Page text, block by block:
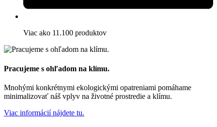
Viac ako 11.100 produktov
Pracujeme s ohľadom na klímu.
Mnohými konkrétnymi ekologickými opatreniami pomáhame
minimalizovať náš vplyv na životné prostredie a klímu.
Viac informácií nájdete tu.